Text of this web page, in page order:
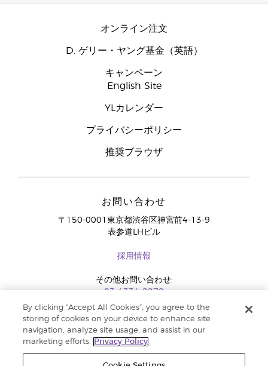
オンライン注文
D. ゲリー・ヤング基金（英語）
キャンペーン
English Site
YLカレンダー
プライバシーポリシー
推奨ブラウザ
お問い合わせ
〒150-0001東京都渋谷区神宮前4-13-9
表参道LHビル
採用情報
その他お問い合わせ:
03-4334-2278
By clicking “Accept All Cookies”, you agree to the
storing of cookies on your device to enhance site
navigation, analyze site usage, and assist in our
marketing efforts.
Privacy Policy